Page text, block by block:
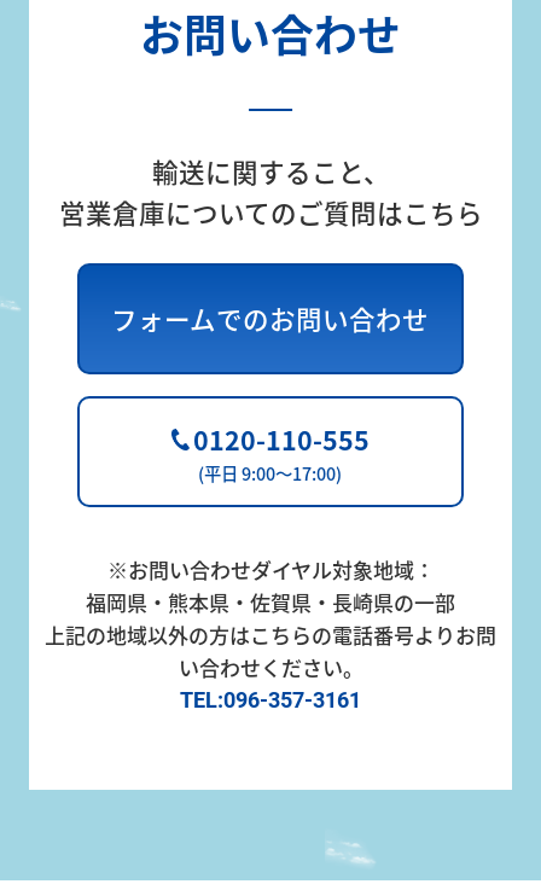
0120-
110-
555
問
い
合
お問い合わせ
輸送に関すること、
営業倉庫についてのご質問はこちら
0120-110-555
(平日 9:00～17:00)
フォームでのお問い合わせ
※お問い合わせダイヤル対象地域：
福岡県・熊本県・佐賀県・長崎県の一部
上記の地域以外の方はこちらの電話番号よりお問
い合わせください。
TEL:096-357-3161